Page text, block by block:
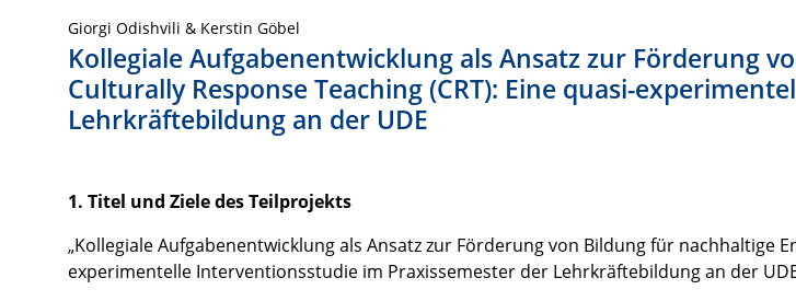
Giorgi Odishvili & Kerstin Göbel
Kollegiale Aufgabenentwicklung als Ansatz zur Förderung
Culturally Response Teaching (CRT): Eine quasi-
Lehrkräftebildung an der UDE
1. Titel und Ziele des Teilprojekts
„Kollegiale Aufgabenentwicklung als Ansatz zur Förderung von Bildung für nachhaltige
experimentelle Interventionsstudie im Praxissemester der Lehrkräftebildung an der